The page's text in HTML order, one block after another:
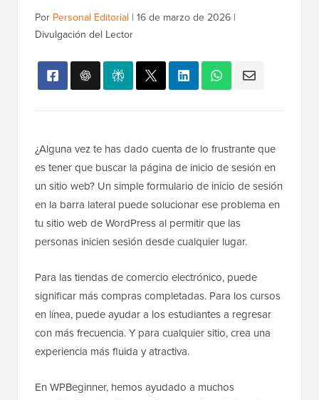
Por Personal Editorial | 16 de marzo de 2026 |
Divulgación del Lector
¿Alguna vez te has dado cuenta de lo frustrante que
es tener que buscar la página de inicio de sesión en
un sitio web? Un simple formulario de inicio de sesión
en la barra lateral puede solucionar ese problema en
tu sitio web de WordPress al permitir que las
personas inicien sesión desde cualquier lugar.
Para las tiendas de comercio electrónico, puede
significar más compras completadas. Para los cursos
en línea, puede ayudar a los estudiantes a regresar
con más frecuencia. Y para cualquier sitio, crea una
experiencia más fluida y atractiva.
En WPBeginner, hemos ayudado a muchos